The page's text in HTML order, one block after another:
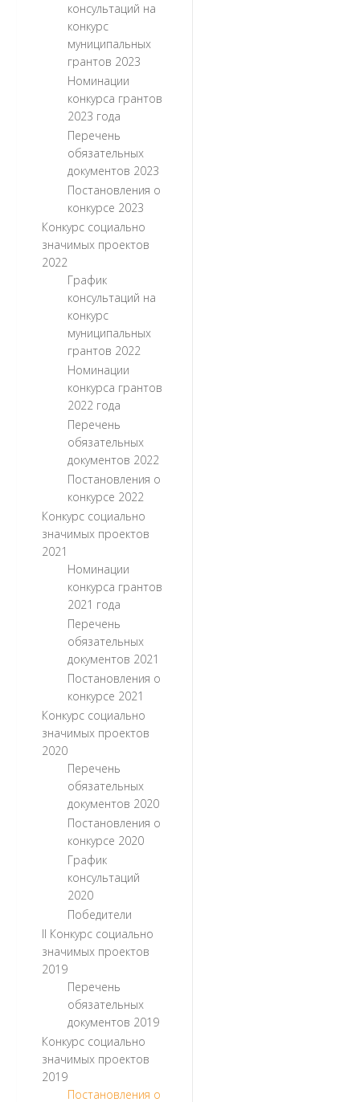
консультаций на
конкурс
муниципальных
грантов 2023
Номинации
конкурса грантов
2023 года
Перечень
обязательных
документов 2023
Постановления о
конкурсе 2023
Конкурс социально
значимых проектов
2022
График
консультаций на
конкурс
муниципальных
грантов 2022
Номинации
конкурса грантов
2022 года
Перечень
обязательных
документов 2022
Постановления о
конкурсе 2022
Конкурс социально
значимых проектов
2021
Номинации
конкурса грантов
2021 года
Перечень
обязательных
документов 2021
Постановления о
конкурсе 2021
Конкурс социально
значимых проектов
2020
Перечень
обязательных
документов 2020
Постановления о
конкурсе 2020
График
консультаций
2020
Победители
II Конкурс социально
значимых проектов
2019
Перечень
обязательных
документов 2019
Конкурс социально
значимых проектов
2019
Постановления о